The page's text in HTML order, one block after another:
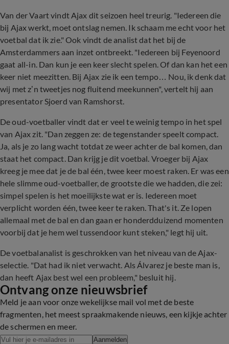
Van der Vaart vindt Ajax dit seizoen heel treurig. "Iedereen die
bij Ajax werkt, moet ontslag nemen. Ik schaam me echt voor het
voetbal dat ik zie." Ook vindt de analist dat het bij de
Amsterdammers aan inzet ontbreekt. "Iedereen bij Feyenoord
gaat all-in. Dan kun je een keer slecht spelen. Of dan kan het een
keer niet meezitten. Bij Ajax zie ik een tempo… Nou, ik denk dat
wij met z’n tweetjes nog fluitend meekunnen", vertelt hij aan
presentator Sjoerd van Ramshorst.
De oud-voetballer vindt dat er veel te weinig tempo in het spel
van Ajax zit. "Dan zeggen ze: de tegenstander speelt compact.
Ja, als je zo lang wacht totdat ze weer achter de bal komen, dan
staat het compact. Dan krijg je dit voetbal. Vroeger bij Ajax
kreeg je mee dat je de bal één, twee keer moest raken. Er was een
hele slimme oud-voetballer, de grootste die we hadden, die zei:
simpel spelen is het moeilijkste wat er is. Iedereen moet
verplicht worden één, twee keer te raken. That's it. Ze lopen
allemaal met de bal en dan gaan er honderdduizend momenten
voorbij dat je hem wel tussendoor kunt steken," legt hij uit.
De voetbalanalist is geschrokken van het niveau van de Ajax-
selectie. "Dat had ik niet verwacht. Als Álvarez je beste man is,
dan heeft Ajax best wel een probleem," besluit hij.
Ontvang onze nieuwsbrief
Meld je aan voor onze wekelijkse mail vol met de beste
fragmenten, het meest spraakmakende nieuws, een kijkje achter
de schermen en meer.
Aanmelden